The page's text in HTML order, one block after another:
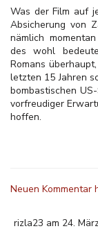
Was der Film auf
Absicherung von
nämlich
des wohl
Romans
letzten 15 Jahren
bombastischen
vorfreudiger
hoffen.
Neuen Kommentar
rizla23 am 24.